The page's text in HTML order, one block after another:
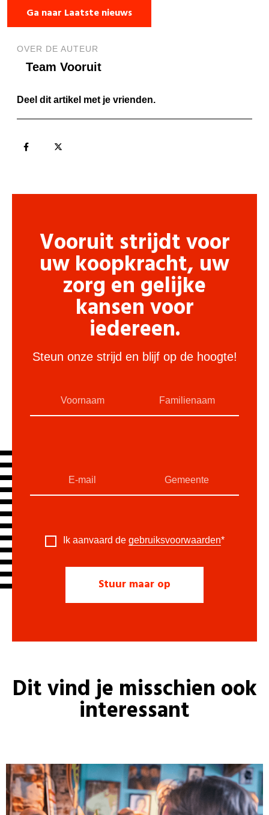
Ga naar Laatste nieuws
OVER DE AUTEUR
Team Vooruit
Deel dit artikel met je vrienden.
Vooruit strijdt voor
uw koopkracht, uw
zorg en gelijke
kansen voor
iedereen.
Steun onze strijd en blijf op de hoogte!
Ik aanvaard de gebruiksvoorwaarden*
Dit vind je misschien ook
interessant